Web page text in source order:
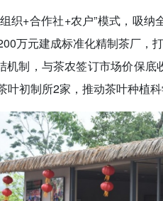
织+合作社+农户”模式，吸
万元建成标准化精制茶厂，
机制，与茶农签订市场价保
初制所2家，推动茶叶种植科